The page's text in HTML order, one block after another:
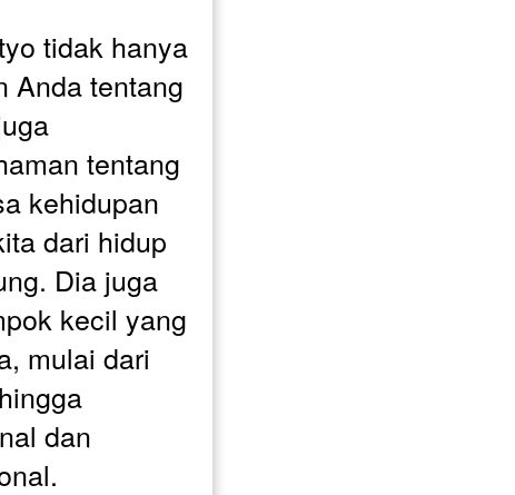
tidak hanya
Anda tentang
tentang
kehidupan
dari hidup
Dia juga
kecil yang
mulai dari
dan